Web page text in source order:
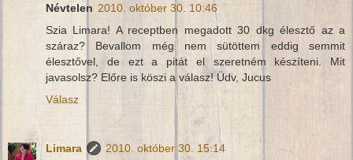
Névtelen 2010. október 30. 10:46
Szia Limara! A receptben megadott 30 dkg élesztő az a
száraz? Bevallom még nem sütöttem eddig semmit
élesztővel, de ezt a pitát el szeretném készíteni. Mit
javasolsz? Előre is köszi a válasz! Üdv, Jucus
Válasz
Limara
2010. október 30. 15:14